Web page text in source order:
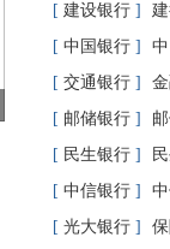
[ 建设银行 ]
拥军初心显担当
[ 中国银行 ]
融，支持重点
[ 交通银行 ]
何点燃山东夏
[ 邮储银行 ]
知识宣传活动
[ 民生银行 ]
币安全网 守好
[ 中信银行 ]
——防范利用银
[ 光大银行 ]